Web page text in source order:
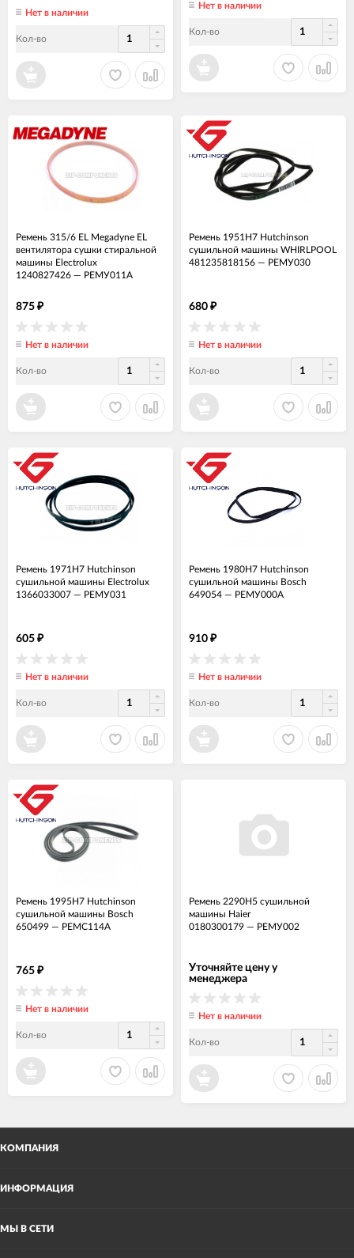
Нет в наличии
Кол-во
Нет в наличии
Кол-во
Ремень 315/6 EL Megadyne EL
вентилятора сушки стиральной
машины Electrolux
1240827426 — РЕМУ011А
875 ₽
Нет в наличии
Кол-во
Ремень 1951H7 Hutchinson
сушильной машины WHIRLPOOL
481235818156 — РЕМУ030
680 ₽
Нет в наличии
Кол-во
Ремень 1971H7 Hutchinson
сушильной машины Electrolux
1366033007 — РЕМУ031
605 ₽
Нет в наличии
Кол-во
Ремень 1980H7 Hutchinson
сушильной машины Bosch
649054 — РЕМУ000А
910 ₽
Нет в наличии
Кол-во
Ремень 1995H7 Hutchinson
сушильной машины Bosch
650499 — РЕМС114А
765 ₽
Нет в наличии
Кол-во
Ремень 2290H5 сушильной
машины Haier
0180300179 — РЕМУ002
Уточняйте цену у
менеджера
Нет в наличии
Кол-во
КОМПАНИЯ
ИНФОРМАЦИЯ
МЫ В СЕТИ